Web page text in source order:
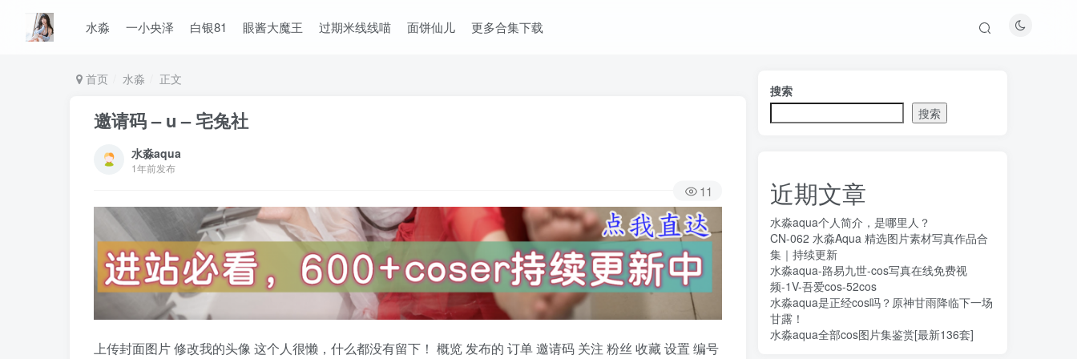
水淼 一小央泽 白银81 眼酱大魔王 过期米线线喵 面饼仙儿 更多合集下载
首页 水淼 正文
邀请码 – u – 宅兔社
水淼aqua
1年前发布
11
上传封面图片 修改我的头像 这个人很懒，什么都没有留下！ 概览 发布的 订单 邀请码 关注 粉丝 收藏 设置 编号
搜索
搜索
近期文章
水淼aqua个人简介，是哪里人？
CN-062 水淼Aqua 精选图片素材写真作品合
集｜持续更新
水淼aqua-路易九世-cos写真在线免费视
频-1V-吾爱cos-52cos
水淼aqua是正经cos吗？原神甘雨降临下一场
甘露！
水淼aqua全部cos图片集鉴赏[最新136套]